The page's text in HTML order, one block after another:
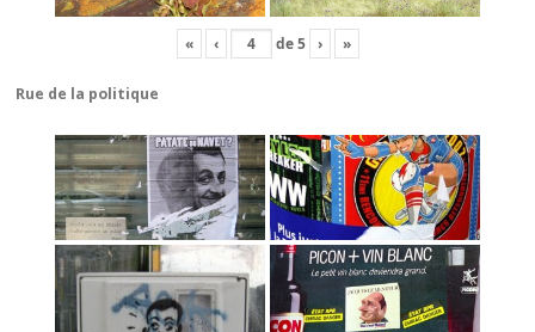
« ‹ de5 › »
Rue de la politique